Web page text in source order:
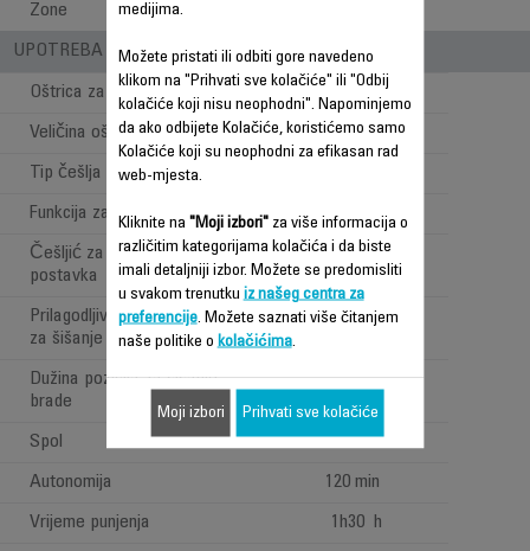
Zone
UPOTREBA - STILOVI PRI ŠIŠANJU
Oštrica za šišanje brade
Veličina oštrice za bradu 32 mm
Tip češlja za bradu
Funkcija za trodnevnu bradu
Češljić za bradu- precizna
postavka
2 mm
Prilagodljivi raspon pozicija
za šišanje brade
0.4 to 5 mm
Dužina pozicija za šišanje
brade
4
Spol Za muškarce
Autonomija 120 min
Vrijeme punjenja 1h30 h
medijima.
Možete pristati ili odbiti gore navedeno
klikom na "Prihvati sve kolačiće" ili "Odbij
kolačiće koji nisu neophodni". Napominjemo
da ako odbijete Kolačiće, koristićemo samo
Kolačiće koji su neophodni za efikasan rad
web-mjesta.
Kliknite na "Moji izbori"za više informacija o
različitim kategorijama kolačića i da biste
imali detaljniji izbor. Možete se predomisliti
u svakom trenutku iz našeg centra za
preferencije. Možete saznati više čitanjem
naše politike o kolačićima.
Moji izbori Prihvati sve kolačiće